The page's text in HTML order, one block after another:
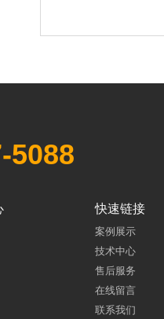
5088
快速链接
案例展示
技术中心
售后服务
在线留言
联系我们